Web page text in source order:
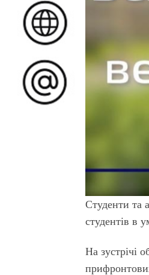
Студенти та
студентів в
На зустрічі